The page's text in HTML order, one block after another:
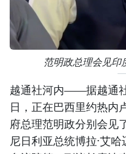
范明政总理会见印
越通社河内——据越通
日，正在巴西里约热内
府总理范明政分别会见
尼日利亚总统博拉·艾